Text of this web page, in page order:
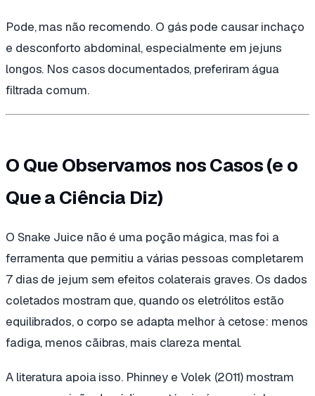
Pode, mas não recomendo. O gás pode causar inchaço
e desconforto abdominal, especialmente em jejuns
longos. Nos casos documentados, preferiram água
filtrada comum.
O Que Observamos nos Casos (e o
Que a Ciência Diz)
O Snake Juice não é uma poção mágica, mas foi a
ferramenta que permitiu a várias pessoas completarem
7 dias de jejum sem efeitos colaterais graves. Os dados
coletados mostram que, quando os eletrólitos estão
equilibrados, o corpo se adapta melhor à cetose: menos
fadiga, menos cãibras, mais clareza mental.
A literatura apoia isso. Phinney e Volek (2011) mostram